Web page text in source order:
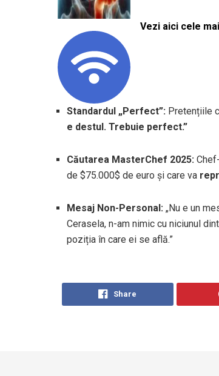
Vezi aici cele
Standardul „Perfect”: Pretențiile
e destul. Trebuie perfect.”
Căutarea MasterChef 2025:
de $75.000$ de euro și care va
Mesaj Non-Personal: „Nu e un
Cerasela, n-am nimic cu niciunul
poziția în care ei se află.”
Share